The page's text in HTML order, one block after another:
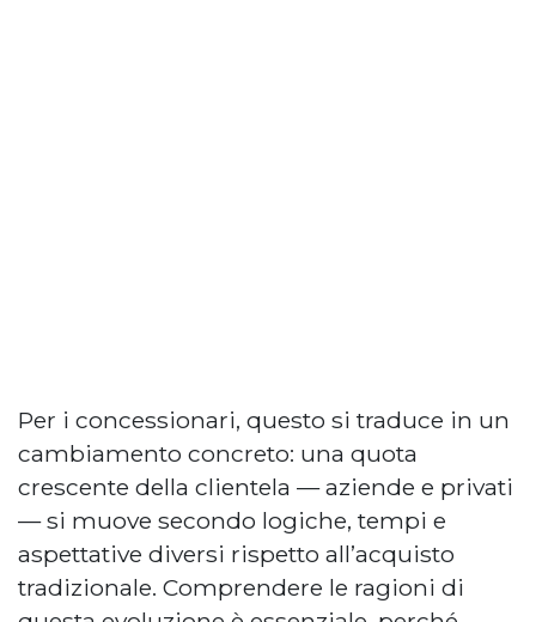
Per i concessionari, questo si traduce in un
cambiamento concreto: una quota
crescente della clientela — aziende e privati
— si muove secondo logiche, tempi e
aspettative diversi rispetto all’acquisto
tradizionale. Comprendere le ragioni di